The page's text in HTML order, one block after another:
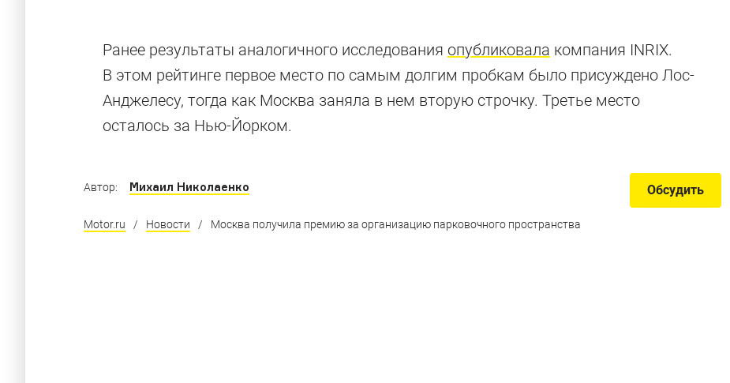
Ранее результаты аналогичного исследования опубликовала компания INRIX.
В этом рейтинге первое место по самым долгим пробкам было присуждено Лос-
Анджелесу, тогда как Москва заняла в нем вторую строчку. Третье место
осталось за Нью-Йорком.
Обсудить
Автор: Михаил Николаенко
Motor.ru / Новости / Москва получила премию за организацию парковочного пространства